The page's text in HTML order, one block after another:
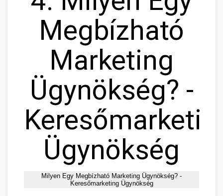
Megbízható
Marketing
Ügynökség? -
Ügynökség
Milyen Egy Megbízható Marketing Ügynökség? -
Keresőmarketing Ügynökség